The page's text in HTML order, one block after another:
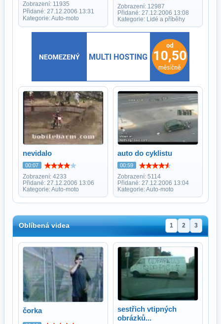
Zobrazení: 11935
Přidané: 27.12.2006 13:31
Kategorie: Auto-moto
Zobrazení: 12987
Přidané: 27.12.2006 13:08
Kategorie: Lidé a příběhy
nevidalo
00:07
Zobrazení: 4233
Přidané: 27.12.2006 13:06
Kategorie: Auto-moto
auto do cyklistu
00:59
Zobrazení: 5114
Přidané: 27.12.2006 13:04
Kategorie: Auto-moto
Oblíbená videa 1 2 3
čorka
sestřich vtipných
obrázků...